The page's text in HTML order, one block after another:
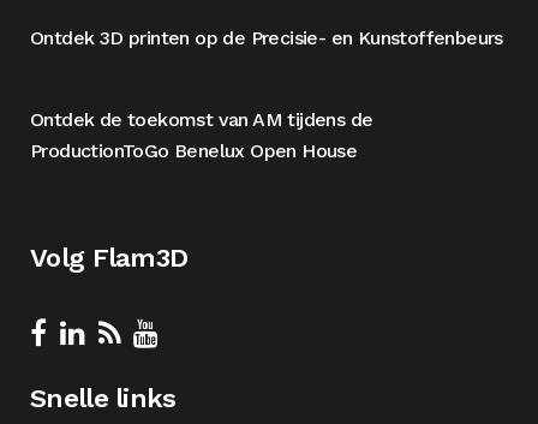
Ontdek 3D printen op de Precisie- en Kunstoffenbeurs
Ontdek de toekomst van AM tijdens de
ProductionToGo Benelux Open House
Volg Flam3D
Snelle links